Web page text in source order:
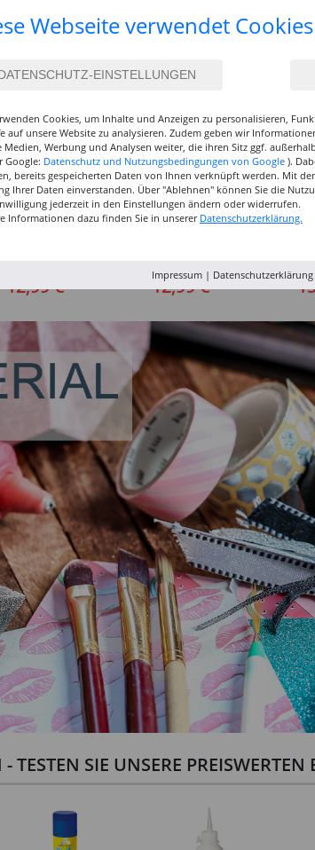
12,99 €
Synthetikpinsel
12,99 €
TESTEN SIE UNSERE
Webseite verwendet Cookies
Cookies, um Inhalte und Anzeigen zu personalisieren,
auf unsere Website zu analysieren. Zudem geben wir
Medien, Werbung und Analysen weiter, die ihren Sitz ggf.
Google: Datenschutz und Nutzungsbedingungen von Google ).
bereits gespeicherten Daten von Ihnen verknüpft werden. Mit
Ihrer Daten einverstanden. Über "Ablehnen" können Sie die
jederzeit in den Einstellungen ändern oder widerrufen.
Informationen dazu finden Sie in unsererDatenschutzerklärung.
Impressum| Datenschutzerklärung